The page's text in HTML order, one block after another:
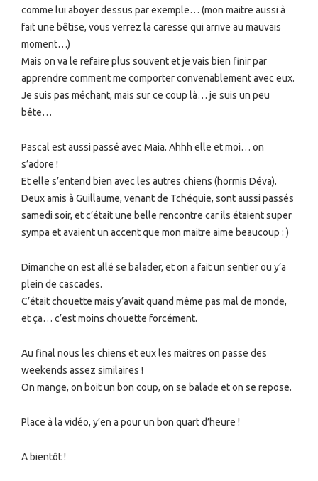
comme lui aboyer dessus par exemple… (mon maitre aussi à
fait une bêtise, vous verrez la caresse qui arrive au mauvais
moment…)
Mais on va le refaire plus souvent et je vais bien finir par
apprendre comment me comporter convenablement avec eux.
Je suis pas méchant, mais sur ce coup là… je suis un peu
bête…
Pascal est aussi passé avec Maia. Ahhh elle et moi… on
s’adore !
Et elle s’entend bien avec les autres chiens (hormis Déva).
Deux amis à Guillaume, venant de Tchéquie, sont aussi passés
samedi soir, et c’était une belle rencontre car ils étaient super
sympa et avaient un accent que mon maitre aime beaucoup : )
Dimanche on est allé se balader, et on a fait un sentier ou y’a
plein de cascades.
C’était chouette mais y’avait quand même pas mal de monde,
et ça… c’est moins chouette forcément.
Au final nous les chiens et eux les maitres on passe des
weekends assez similaires !
On mange, on boit un bon coup, on se balade et on se repose.
Place à la vidéo, y’en a pour un bon quart d’heure !
A bientôt !